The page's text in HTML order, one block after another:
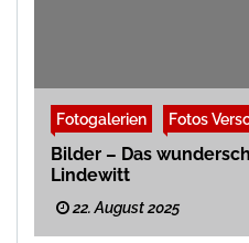
Fotogalerien Fotos
Bilder – Das
Lindewitt
22. August 2025